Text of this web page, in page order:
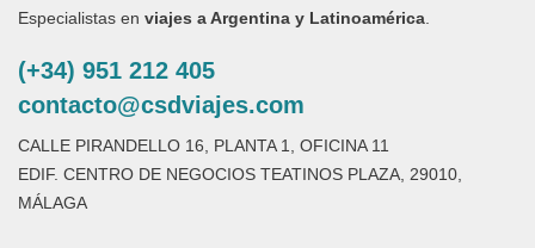
Especialistas en viajes a Argentina y Latinoamérica
(+34) 951 212 405
contacto@csdviajes.com
CALLE PIRANDELLO 16, PLANTA 1, OFICINA 11
EDIF. CENTRO DE NEGOCIOS TEATINOS PLAZA, 29010,
MÁLAGA